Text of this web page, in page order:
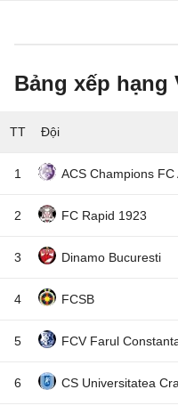
Bảng xếp hạng
TT Đội
1 ACS Champions FC
2 FC Rapid 1923
3 Dinamo Bucuresti
4 FCSB
5 FCV Farul
6 CS Universitatea